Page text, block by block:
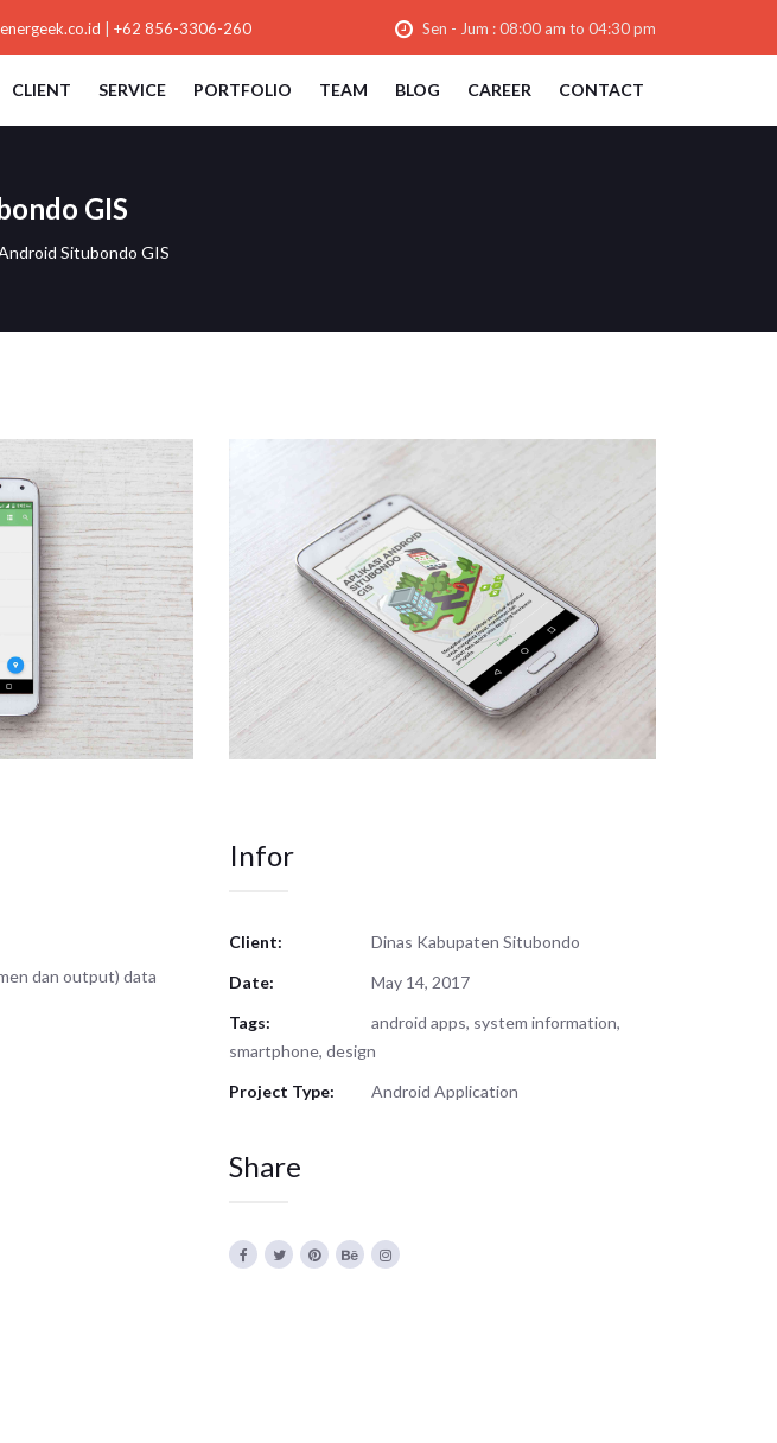
+62 856-3306-260 Sen - Jum : 08:00 am to 04:30 pm
CLIENT SERVICE PORTFOLIO TEAM BLOG CAREER CONTACT
GIS
Situbondo GIS
dan output) data
Infor
Client:
Dinas Kabupaten Situbondo
Date:
May 14, 2017
Tags:
android apps, system information,
smartphone, design
Project Type:
Android Application
Share